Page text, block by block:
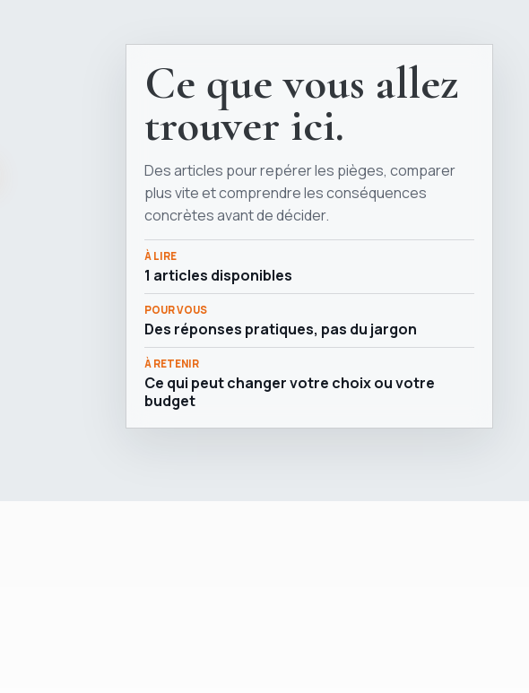
Ce que vous allez
trouver ici.
Des articles pour repérer les pièges, comparer
plus vite et comprendre les conséquences
concrètes avant de décider.
À LIRE
1 articles disponibles
POUR VOUS
Des réponses pratiques, pas du jargon
À RETENIR
Ce qui peut changer votre choix ou votre
budget